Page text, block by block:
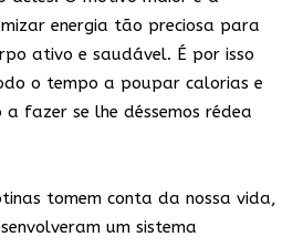
energia tão preciosa para
ativo e saudável. É por isso
o tempo a poupar calorias e
fazer se lhe déssemos rédea
tomem conta da nossa vida,
um sistema